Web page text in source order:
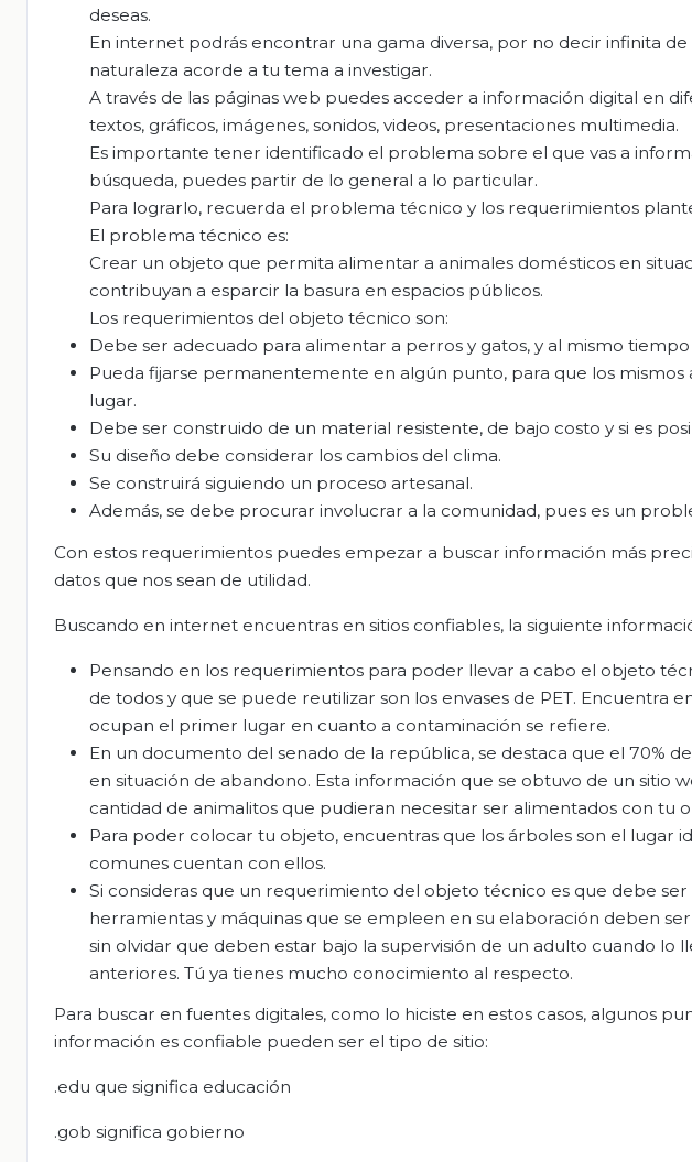
deseas.
En internet podrás encontrar una gama diversa, por no decir infinita
naturaleza acorde a tu tema a investigar.
A través de las páginas web puedes acceder a información digital en
textos, gráficos, imágenes, sonidos, videos, presentaciones multimedia.
Es importante tener identificado el problema sobre el que vas a
búsqueda, puedes partir de lo general a lo particular.
Para lograrlo, recuerda el problema técnico y los requerimientos
El problema técnico es:
Crear un objeto que permita alimentar a animales domésticos en
contribuyan a esparcir la basura en espacios públicos.
Los requerimientos del objeto técnico son:
Debe ser adecuado para alimentar a perros y gatos, y al mismo
Pueda fijarse permanentemente en algún punto, para que los mismos
lugar.
Debe ser construido de un material resistente, de bajo costo y si es
Su diseño debe considerar los cambios del clima.
Se construirá siguiendo un proceso artesanal.
Además, se debe procurar involucrar a la comunidad, pues es un
Con estos requerimientos puedes empezar a buscar información más
datos que nos sean de utilidad.
Buscando en internet encuentras en sitios confiables, la siguiente
Pensando en los requerimientos para poder llevar a cabo el objeto
de todos y que se puede reutilizar son los envases de PET. Encuentra
ocupan el primer lugar en cuanto a contaminación se refiere.
En un documento del senado de la república, se destaca que el 70%
en situación de abandono. Esta información que se obtuvo de un sitio
cantidad de animalitos que pudieran necesitar ser alimentados con tu
Para poder colocar tu objeto, encuentras que los árboles son el lugar
comunes cuentan con ellos.
Si consideras que un requerimiento del objeto técnico es que debe
herramientas y máquinas que se empleen en su elaboración deben
sin olvidar que deben estar bajo la supervisión de un adulto cuando lo
anteriores. Tú ya tienes mucho conocimiento al respecto.
Para buscar en fuentes digitales, como lo hiciste en estos casos, algunos
información es confiable pueden ser el tipo de sitio:
.edu que significa educación
.gob significa gobierno